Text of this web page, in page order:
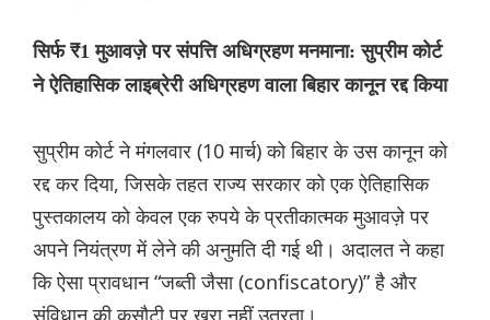
सिर्फ ₹1 मुआवज़े पर संपत्ति अधिग्रहण मनमाना: सुप्रीम कोर्ट
ने ऐतिहासिक लाइब्रेरी अधिग्रहण वाला बिहार कानून रद्द किया
सुप्रीम कोर्ट ने मंगलवार (10 मार्च) को बिहार के उस कानून को
रद्द कर दिया, जिसके तहत राज्य सरकार को एक ऐतिहासिक
पुस्तकालय को केवल एक रुपये के प्रतीकात्मक मुआवज़े पर
अपने नियंत्रण में लेने की अनुमति दी गई थी। अदालत ने कहा
कि ऐसा प्रावधान “जब्ती जैसा (confiscatory)” है और